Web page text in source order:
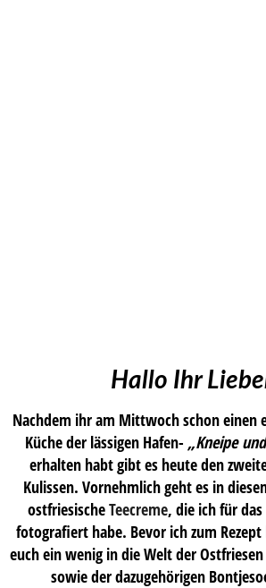
Hallo Ihr
Nachdem ihr am Mittwoch schon einen
Küche der lässigen Hafen- „Kneipe
erhalten habt gibt es heute den
Kulissen. Vornehmlich geht es in
ostfriesischeTeecreme, die ich für das
fotografiert habe. Bevor ich zum
euch ein wenig in die Welt der
sowie der dazugehörigen